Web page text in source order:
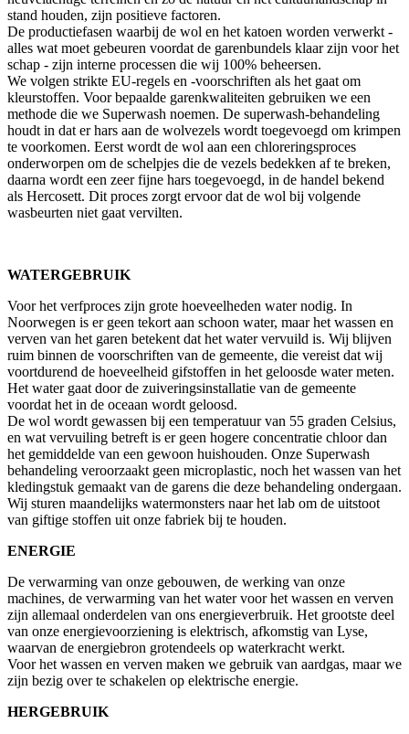
stand houden, zijn positieve factoren.
De productiefasen waarbij de wol en het katoen worden verwerkt -
alles wat moet gebeuren voordat de garenbundels klaar zijn voor het
schap - zijn interne processen die wij 100% beheersen.
We volgen strikte EU-regels en -voorschriften als het gaat om
kleurstoffen. Voor bepaalde garenkwaliteiten gebruiken we een
methode die we Superwash noemen. De superwash-behandeling
houdt in dat er hars aan de wolvezels wordt toegevoegd om krimpen
te voorkomen. Eerst wordt de wol aan een chloreringsproces
onderworpen om de schelpjes die de vezels bedekken af te breken,
daarna wordt een zeer fijne hars toegevoegd, in de handel bekend
als Hercosett. Dit proces zorgt ervoor dat de wol bij volgende
wasbeurten niet gaat vervilten.
WATERGEBRUIK
Voor het verfproces zijn grote hoeveelheden water nodig. In
Noorwegen is er geen tekort aan schoon water, maar het wassen en
verven van het garen betekent dat het water vervuild is. Wij blijven
ruim binnen de voorschriften van de gemeente, die vereist dat wij
voortdurend de hoeveelheid gifstoffen in het geloosde water meten.
Het water gaat door de zuiveringsinstallatie van de gemeente
voordat het in de oceaan wordt geloosd.
De wol wordt gewassen bij een temperatuur van 55 graden Celsius,
en wat vervuiling betreft is er geen hogere concentratie chloor dan
het gemiddelde van een gewoon huishouden. Onze Superwash
behandeling veroorzaakt geen microplastic, noch het wassen van het
kledingstuk gemaakt van de garens die deze behandeling ondergaan.
Wij sturen maandelijks watermonsters naar het lab om de uitstoot
van giftige stoffen uit onze fabriek bij te houden.
ENERGIE
De verwarming van onze gebouwen, de werking van onze
machines, de verwarming van het water voor het wassen en verven
zijn allemaal onderdelen van ons energieverbruik. Het grootste deel
van onze energievoorziening is elektrisch, afkomstig van Lyse,
waarvan de energiebron grotendeels op waterkracht werkt.
Voor het wassen en verven maken we gebruik van aardgas, maar we
zijn bezig over te schakelen op elektrische energie.
HERGEBRUIK